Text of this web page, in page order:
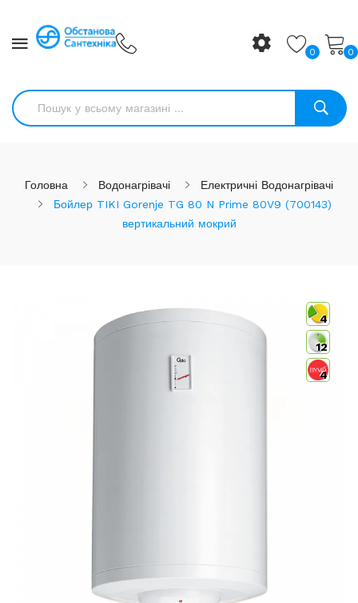
0 0
Головна Водонагрівачі
Електричні Водонагрівачі
Бойлер TIKI Gorenje TG 80 N Prime 80V9 (700143)
вертикальний мокрий
4
12
4